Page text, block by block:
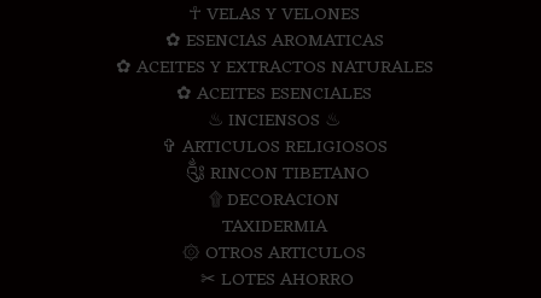
☥ VELAS Y VELONES
✿ ESENCIAS AROMATICAS
✿ ACEITES Y EXTRACTOS NATURALES
✿ ACEITES ESENCIALES
♨ INCIENSOS ♨
✞ ARTICULOS RELIGIOSOS
༃ RINCON TIBETANO
۩ DECORACION
TAXIDERMIA
۞ OTROS ARTICULOS
✂ LOTES AHORRO